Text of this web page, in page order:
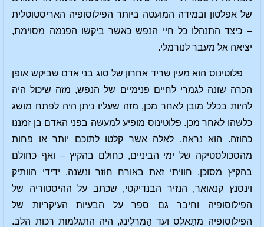
של אפלטון ובמידה המועטה ביותר הפילוסופיה האריסטוטלית
– כיצד התנהלו כל חיי הנפש כאשר ביקשו הפנמה מסוימת,
יציאה אל מעבר לנורמלי.
פלוטינוס הוא מעין שריד אחרון של סוג בני אדם שביקש אופן
הכרה שונה לגמרי לחיים פנימיים של הנפש, מזה שיכול היה
להיות בכלל מובן לאחר מכן, מזה שעליו ניתן היה לפתח מושג
כלשהו לאחר מכן. פלוטינוס מופיע למעשה בפני האדם בן זמננו
כהוזה. הוא נראה, לאלה אשר קלטו לתוכם יותר או פחות
מהסכולסטיקה של ימי הביניים, כחולם בהקיץ – ואף כחולם
בהקיץ מסוכן. חוויתי זאת באורח חוזר ונשנה. ידידי הוותיק
וינסנץ קנאואֶר, הנזיר הבנדיקטי, שכתב על ההיסטוריה של
הפילוסופיה וחיבר גם ספר על הבעיות העיקריות של
הפילוסופיה מתָאלֶס ועד הַמֶרְלִינְג, היה התגלמות רכות הלב.